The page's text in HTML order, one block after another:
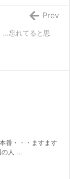
…忘れてると思
Prev
番・・・ますます
の人 ...